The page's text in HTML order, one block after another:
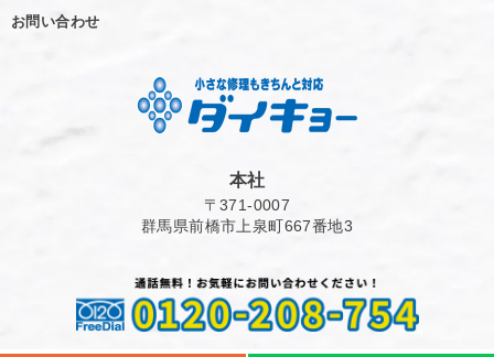
お問い合わせ
本社
〒371-0007
群馬県前橋市上泉町667番地3